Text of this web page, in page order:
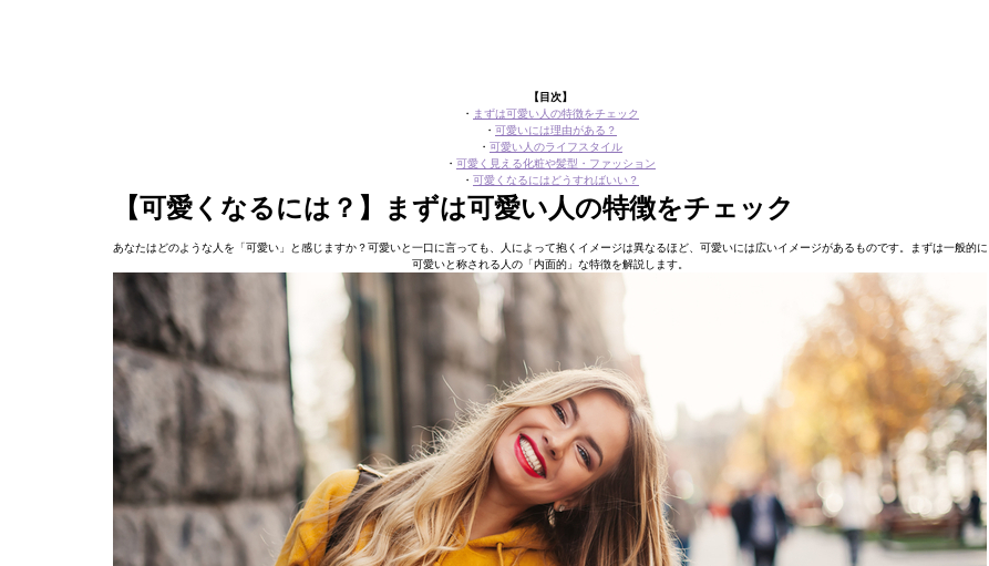
【目次】
・ まずは可愛い人の特徴をチェック
・ 可愛いには理由がある？
・ 可愛い人のライフスタイル
・ 可愛く見える化粧や髪型・ファッション
・ 可愛くなるにはどうすればいい？
【可愛くなるには？】まずは可愛い人の特徴をチェック
あなたはどのような人を「可愛い」と感じますか？可愛いと一口に言っても、人によって抱くイメージは異なるほど、可愛いには広いイメージがあるものです。まずは一般的に
可愛いと称される人の「内面的」な特徴を解説します。